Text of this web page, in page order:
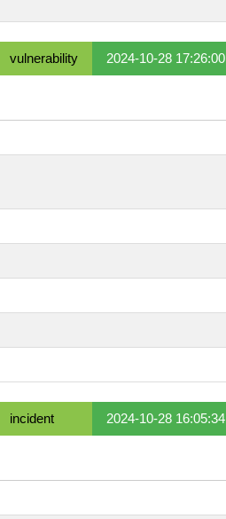
vulnerability 2024-10-28 17:26:00
incident 2024-10-28 16:05:34